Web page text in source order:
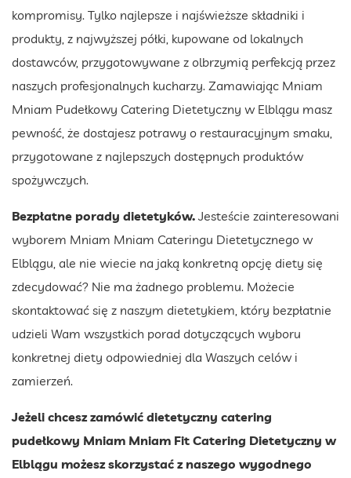
kompromisy. Tylko najlepsze i najświeższe składniki i
produkty, z najwyższej półki, kupowane od lokalnych
dostawców, przygotowywane z olbrzymią perfekcją przez
naszych profesjonalnych kucharzy. Zamawiając Mniam
Mniam Pudełkowy Catering Dietetyczny w Elblągu masz
pewność, że dostajesz potrawy o restauracyjnym smaku,
przygotowane z najlepszych dostępnych produktów
spożywczych.
Bezpłatne porady dietetyków. Jesteście zainteresowani
wyborem Mniam Mniam Cateringu Dietetycznego w
Elblągu, ale nie wiecie na jaką konkretną opcję diety się
zdecydować? Nie ma żadnego problemu. Możecie
skontaktować się z naszym dietetykiem, który bezpłatnie
udzieli Wam wszystkich porad dotyczących wyboru
konkretnej diety odpowiedniej dla Waszych celów i
zamierzeń.
Jeżeli chcesz zamówić dietetyczny catering
pudełkowy Mniam Mniam Fit Catering Dietetyczny w
Elblągu możesz skorzystać z naszego wygodnego